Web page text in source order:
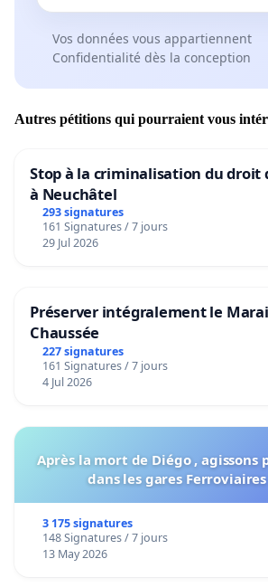
Vos données vous appartiennent
Confidentialité dès la conception
Autres pétitions qui pourraient vous
Stop à la criminalisation du droit
à Neuchâtel
293 signatures
161 Signatures / 7 jours
29 Jul 2026
Préserver intégralement le
Chaussée
227 signatures
161 Signatures / 7 jours
4 Jul 2026
Après la mort de Diégo , agissons
dans les gares Ferroviaires
3 175 signatures
148 Signatures / 7 jours
13 May 2026